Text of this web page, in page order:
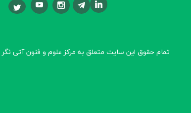
تمام حقوق این سایت متعلق به مرکز علوم و فنون آتی نگر